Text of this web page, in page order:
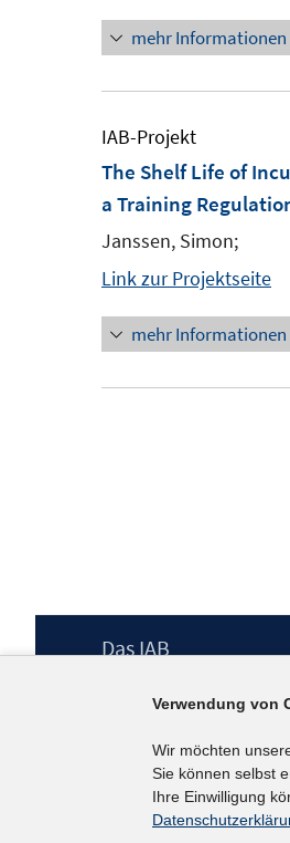
mehr Informationen
IAB-Projekt
The Shelf Life of
a Training
Janssen, Simon;
Link zur Projektseite
mehr Informationen
Footer
Das IAB
Berufsforschung (IAB) –
Institutsleitung
Graduiertenprogramm
Befragungen
Projekte
Verwendung von
Wir möchten
Sie können selbst
Ihre Einwilligung